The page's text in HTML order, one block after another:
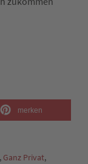
merken
, Ganz Privat,